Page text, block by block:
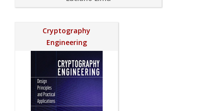
Cryptography
Engineering